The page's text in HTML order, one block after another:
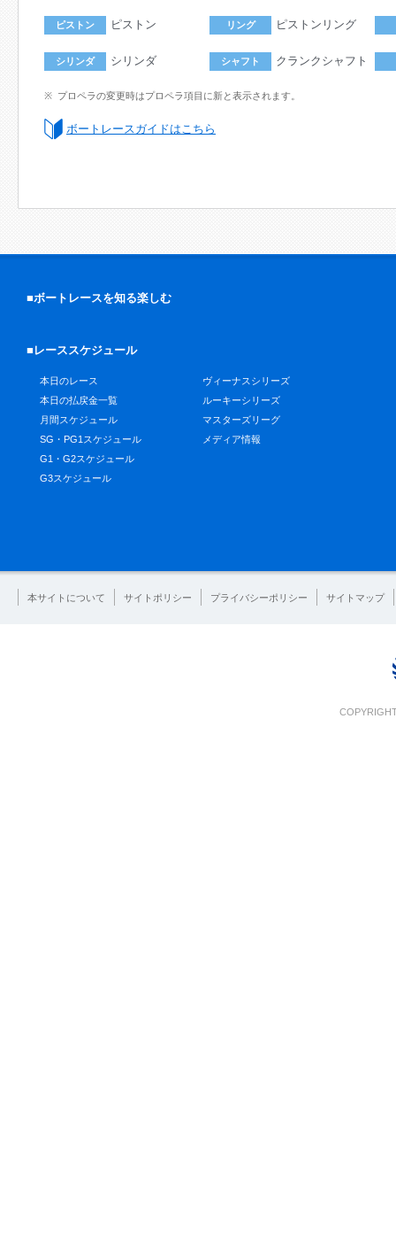
ピストン ピストン リング ピストンリング
シリンダ シリンダ シャフト クランクシャフト
プロペラの変更時はプロペラ項目に新と表示されます。
ボートレースガイドはこちら
■ボートレースを知る楽しむ
■レーススケジュール
本日のレース
本日の払戻金一覧
月間スケジュール
SG・PG1スケジュール
G1・G2スケジュール
G3スケジュール
ヴィーナスシリーズ
ルーキーシリーズ
マスターズリーグ
メディア情報
本サイトについて サイトポリシー プライバシーポリシー サイトマップ